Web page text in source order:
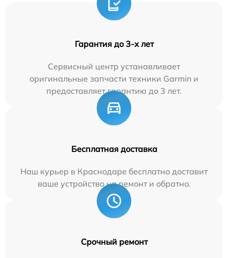
Гарантия до 3-х лет
Сервисный центр устанавливает
оригинальные запчасти техники Garmin и
предоставляет гарантию до 3 лет.
Бесплатная доставка
Наш курьер в Краснодаре бесплатно доставит
ваше устройство на ремонт и обратно.
Срочный ремонт